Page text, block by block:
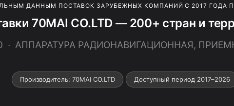
ДАННЫМ ПОСТАВОК ЗАРУБЕЖНЫХ КОМПАНИЙ С 2017 ГОДА
70MAI CO.LTD — 200+ стран и
· АППАРАТУРА РАДИОНАВИГАЦИОННАЯ,
Производитель: 70MAI CO.LTD Доступный период 2017–2026